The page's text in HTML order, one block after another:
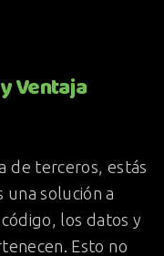
Ventaja
de terceros, estás
solución a
los datos y
Esto no